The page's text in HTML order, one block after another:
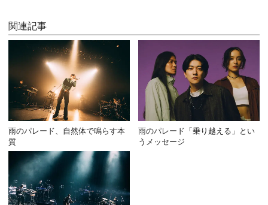
関連記事
雨のパレード、自然体で鳴らす本
質
雨のパレード「乗り越える」とい
うメッセージ